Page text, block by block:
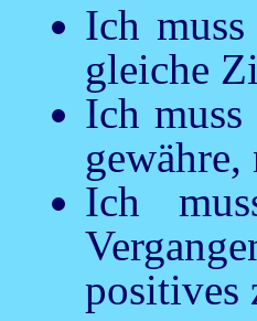
Ich
gleiche
Ich
Ich
positives